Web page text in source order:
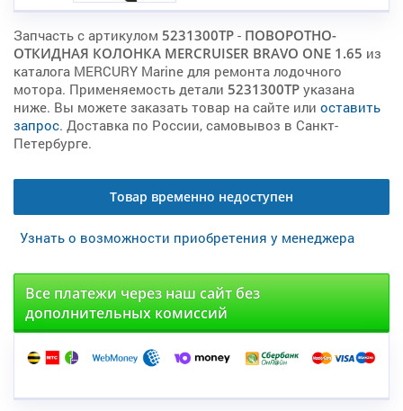
Запчасть с артикулом 5231300TP - ПОВОРОТНО-
ОТКИДНАЯ КОЛОНКА MERCRUISER BRAVO ONE 1.65 из
каталога MERCURY Marine для ремонта лодочного
мотора. Применяемость детали 5231300TP указана
ниже. Вы можете заказать товар на сайте или оставить
запрос. Доставка по России, самовывоз в Санкт-
Петербурге.
Товар временно недоступен
Узнать о возможности приобретения у менеджера
Все платежи через наш сайт без
дополнительных комиссий